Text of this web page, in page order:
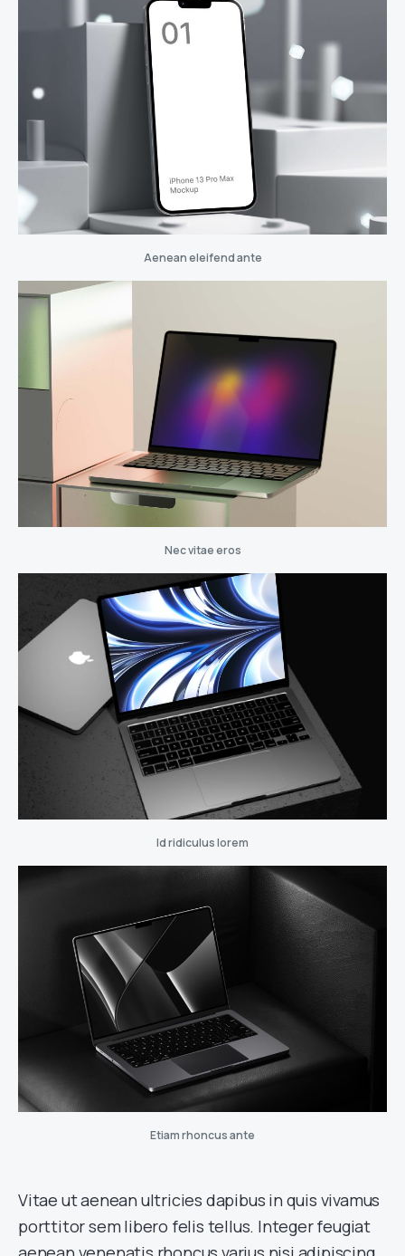
Aenean eleifend ante
Nec vitae eros
Id ridiculus lorem
Etiam rhoncus ante
Vitae ut aenean ultricies dapibus in quis vivamus
porttitor sem libero felis tellus. Integer feugiat